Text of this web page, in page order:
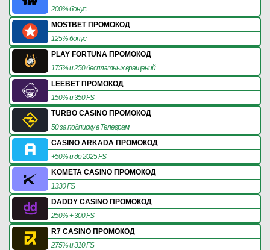
200% бонус
MOSTBET ПРОМОКОД
125% бонус
PLAY FORTUNA ПРОМОКОД
175% и 250 бесплатных вращений
LEEBET ПРОМОКОД
150% и 350 FS
TURBO CASINO ПРОМОКОД
50 за подписку в Телеграм
CASINO ARKADA ПРОМОКОД
+50% и до 2025 FS
KOMETA CASINO ПРОМОКОД
1330 FS
DADDY CASINO ПРОМОКОД
250% + 300 FS
R7 CASINO ПРОМОКОД
275% и 310 FS